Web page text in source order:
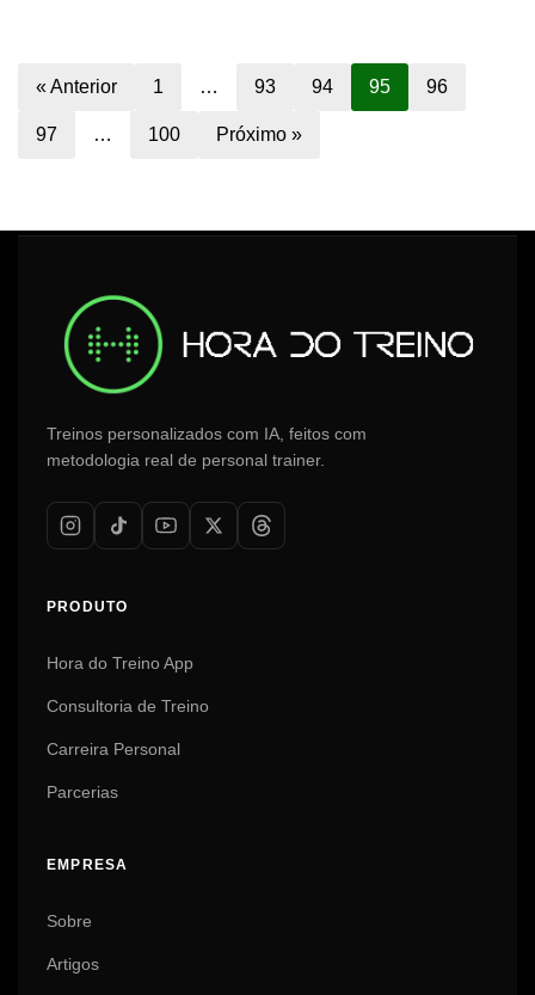
« Anterior 1 … 93 94 95 96
97 … 100 Próximo »
Treinos personalizados com IA, feitos com
metodologia real de personal trainer.
PRODUTO
Hora do Treino App
Consultoria de Treino
Carreira Personal
Parcerias
EMPRESA
Sobre
Artigos